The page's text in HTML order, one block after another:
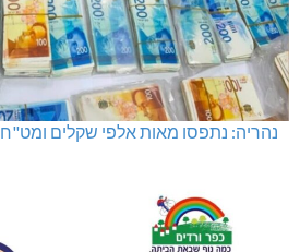
נהריה: נתפסו מאות אלפי שקלים ומט"ח